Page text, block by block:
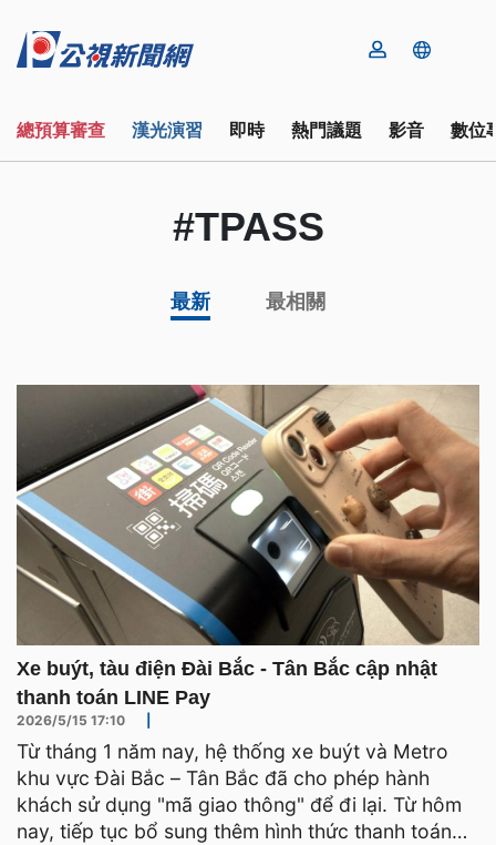
總預算審查 漢光演習 即時 熱門議題 影音 數位
#TPASS
最新 最相關
Xe buýt, tàu điện Đài Bắc - Tân Bắc cập nhật
thanh toán LINE Pay
2026/5/15 17:10
Từ tháng 1 năm nay, hệ thống xe buýt và Metro
khu vực Đài Bắc – Tân Bắc đã cho phép hành
khách sử dụng "mã giao thông" để đi lại. Từ hôm
nay, tiếp tục bổ sung thêm hình thức thanh toán